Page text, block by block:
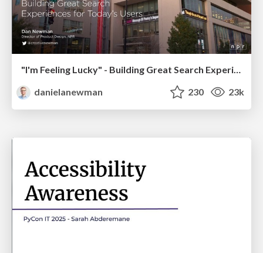
"I'm Feeling Lucky" - Building Great Search Experiences for Today's Users (#IAC19)
danielanewman
230 23k